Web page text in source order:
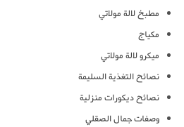
مطبخ لالة مولاتي
مكياج
ميكرو لالة مولاتي
نصائح التغذية السليمة
نصائح ديكورات منزلية
وصفات جمال الصقلي